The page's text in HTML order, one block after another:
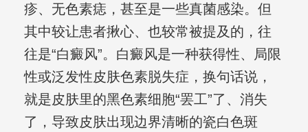
疹、无色素痣，甚至是一些真菌感染。但
其中较让患者揪心、也较常被提及的，往
往是“白癜风”。白癜风是一种获得性、局限
性或泛发性皮肤色素脱失症，换句话说，
就是皮肤里的黑色素细胞“罢工”了、消失
了，导致皮肤出现边界清晰的瓷白色斑